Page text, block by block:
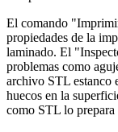
El comando
propiedades de la
laminado. El
problemas como
archivo STL estanco
huecos en la
como STL lo prepara